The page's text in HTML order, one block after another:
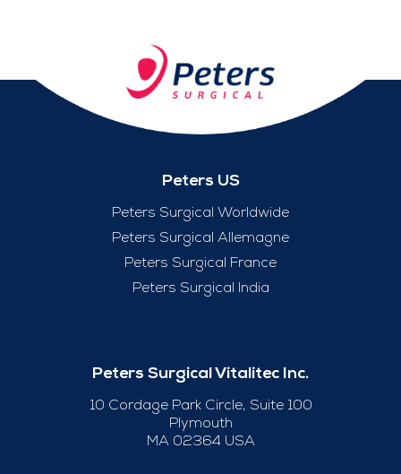
Peters US
Peters Surgical Worldwide
Peters Surgical Allemagne
Peters Surgical France
Peters Surgical India
Peters Surgical Vitalitec Inc.
10 Cordage Park Circle, Suite 100
Plymouth
MA 02364 USA